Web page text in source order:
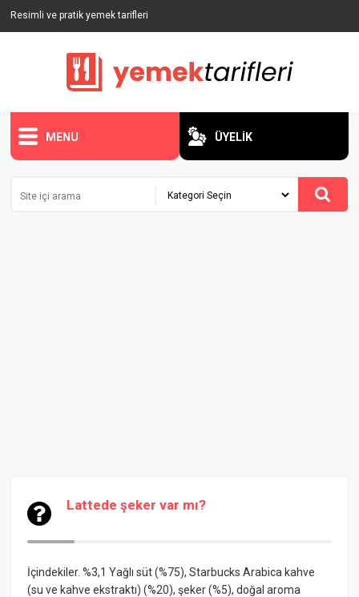
Resimli ve pratik yemek tarifleri
MENU ÜYELİK
Lattede şeker var mı?
İçindekiler. %3,1 Yağlı süt (%75), Starbucks Arabica kahve
(su ve kahve ekstraktı) (%20), şeker (%5), doğal aroma